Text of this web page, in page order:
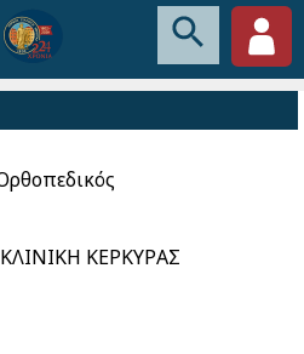
ΚΕΡΚΥΡΑΣ